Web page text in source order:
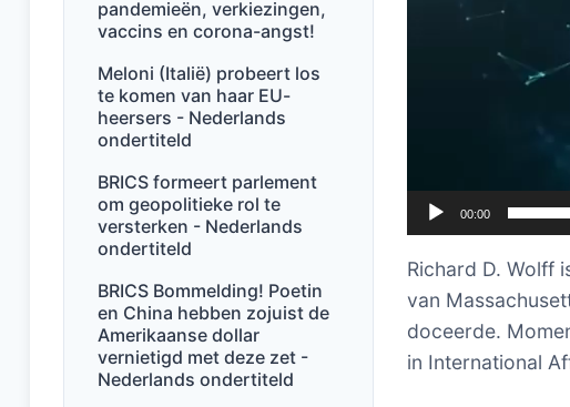
pandemieën, verkiezingen,
vaccins en corona-angst!
Meloni (Italië) probeert los
te komen van haar EU-
heersers - Nederlands
ondertiteld
BRICS formeert parlement
om geopolitieke rol te
versterken - Nederlands
ondertiteld
BRICS Bommelding! Poetin
en China hebben zojuist de
Amerikaanse dollar
vernietigd met deze zet -
Nederlands ondertiteld
00:00
Richard D. Wolff
van
doceerde.
in International